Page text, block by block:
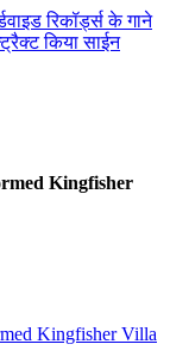
रिकॉर्ड्स के गाने
किया साईन
Kingfisher